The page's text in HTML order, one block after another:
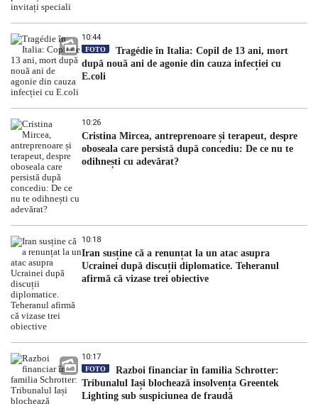
10:44
FOTO
Tragédie în Italia: Copil de 13 ani, mort
după nouă ani de agonie din cauza infecției cu
E.coli
10:26
Cristina Mircea, antreprenoare și terapeut, despre
oboseala care persistă după concediu: De ce nu te
odihnești cu adevărat?
10:18
Iran susține că a renunțat la un atac asupra
Ucrainei după discuții diplomatice. Teheranul
afirmă că vizase trei obiective
10:17
FOTO
Razboi financiar în familia Schrotter:
Tribunalul Iași blochează insolvența Greentek
Lighting sub suspiciunea de fraudă